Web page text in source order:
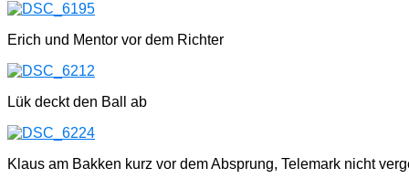
Erich und Mentor vor dem Richter
Lük deckt den Ball ab
Klaus am Bakken kurz vor dem Absprung, Telemark nicht